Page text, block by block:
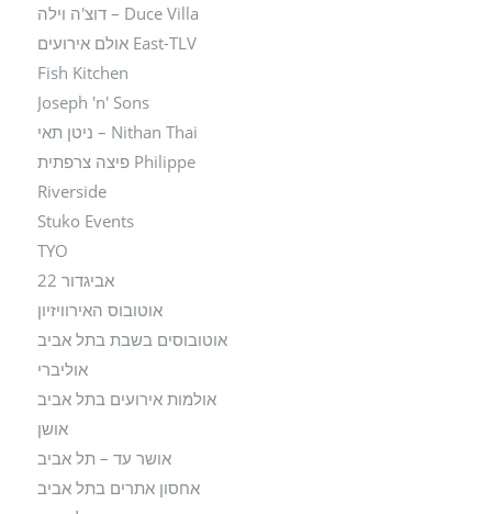
Duce Villa – דוצ'ה וילה
East-TLV אולם אירועים
Fish Kitchen
Joseph 'n' Sons
Nithan Thai – ניטן תאי
Philippe פיצה צרפתית
Riverside
Stuko Events
TYO
אביגדור 22
אוטובוס האירוויזיון
אוטובוסים בשבת בתל אביב
אוליברי
אולמות אירועים בתל אביב
אושן
אושר עד – תל אביב
אחסון אתרים בתל אביב